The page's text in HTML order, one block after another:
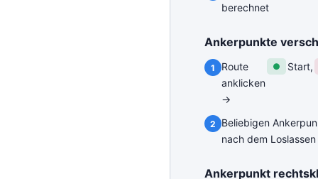
berechnet
Ankerpunkte
Route
anklicken
→
● Start,
Beliebigen
nach dem
Ankerpunkt